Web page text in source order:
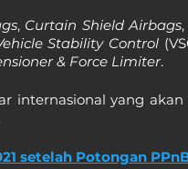
, Curtain Shield Airbags,
Stability Control
& Force Limiter.
internasional yang
setelah Potongan